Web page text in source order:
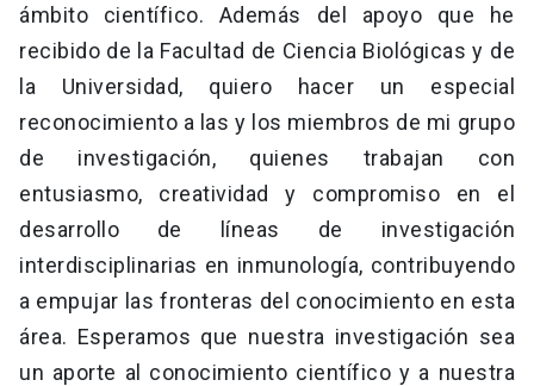
ámbito científico. Además del apoyo que he
recibido de la Facultad de Ciencia Biológicas y de
la Universidad, quiero hacer un especial
reconocimiento a las y los miembros de mi grupo
de investigación, quienes trabajan con
entusiasmo, creatividad y compromiso en el
desarrollo de líneas de investigación
interdisciplinarias en inmunología, contribuyendo
a empujar las fronteras del conocimiento en esta
área. Esperamos que nuestra investigación sea
un aporte al conocimiento científico y a nuestra